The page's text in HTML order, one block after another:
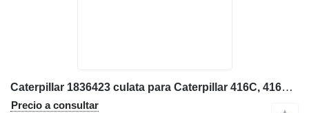
Caterpillar 1836423 culata para Caterpillar 416C, 416D, 420D, 424D retroexcavadora
Precio a consultar